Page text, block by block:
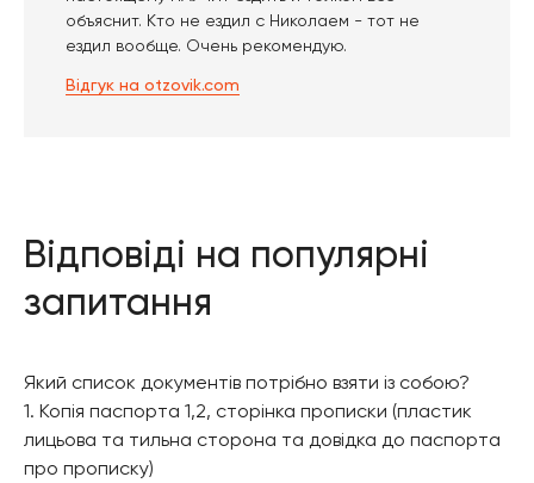
объяснит. Кто не ездил с Николаем - тот не
ездил вообще. Очень рекомендую.
Відгук на otzovik.com
Відповіді на популярні
запитання
Який список документів потрібно взяти із собою?
1. Копія паспорта 1,2, сторінка прописки (пластик
лицьова та тильна сторона та довідка до паспорта
про прописку)